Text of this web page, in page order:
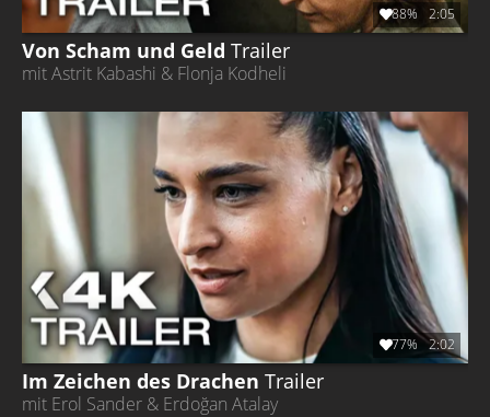
Von Scham und Geld Trailer
mit Astrit Kabashi & Flonja Kodheli
88% 2:05
Im Zeichen des Drachen Trailer
mit Erol Sander & Erdoğan Atalay
77% 2:02